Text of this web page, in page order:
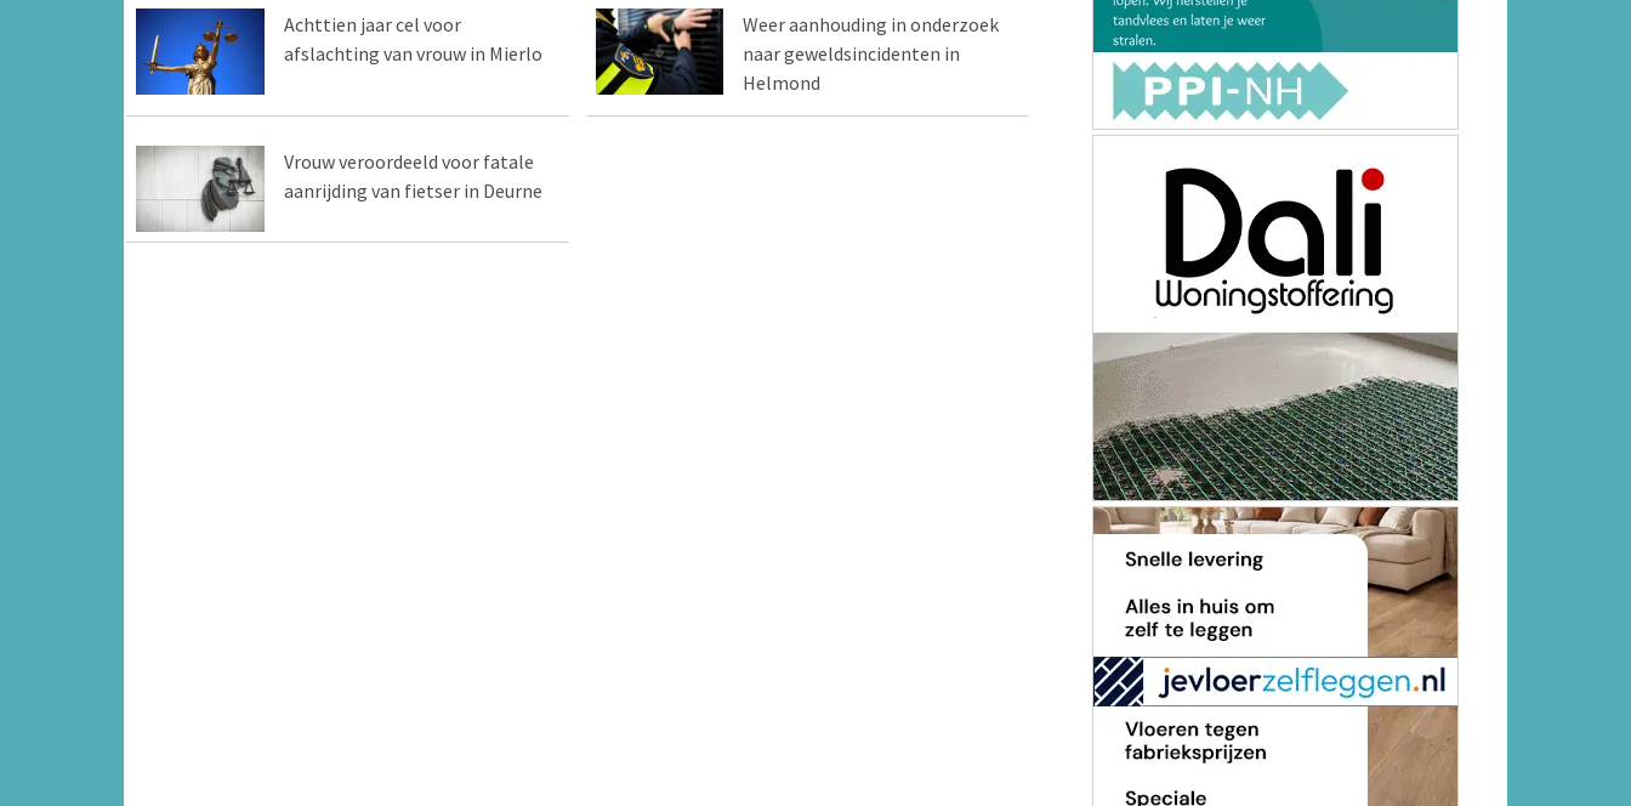
Achttien jaar cel voor
afslachting van vrouw in Mierlo
Weer aanhouding in onderzoek
naar geweldsincidenten in
Helmond
Vrouw veroordeeld voor fatale
aanrijding van fietser in Deurne